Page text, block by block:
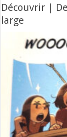
Découvrir |
large